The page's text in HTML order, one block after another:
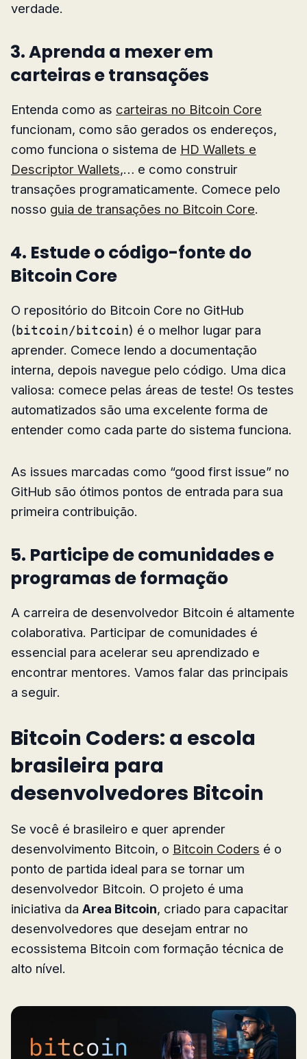
verdade.
3. Aprenda a mexer em
carteiras e transações
Entenda como as carteiras no Bitcoin Core
funcionam, como são gerados os endereços,
como funciona o sistema de HD Wallets e
Descriptor Wallets,… e como construir
transações programaticamente. Comece pelo
nosso guia de transações no Bitcoin Core.
4. Estude o código-fonte do
Bitcoin Core
O repositório do Bitcoin Core no GitHub
(bitcoin/bitcoin) é o melhor lugar para
aprender. Comece lendo a documentação
interna, depois navegue pelo código. Uma dica
valiosa: comece pelas áreas de teste! Os testes
automatizados são uma excelente forma de
entender como cada parte do sistema funciona.
As issues marcadas como “good first issue” no
GitHub são ótimos pontos de entrada para sua
primeira contribuição.
5. Participe de comunidades e
programas de formação
A carreira de desenvolvedor Bitcoin é altamente
colaborativa. Participar de comunidades é
essencial para acelerar seu aprendizado e
encontrar mentores. Vamos falar das principais
a seguir.
Bitcoin Coders: a escola
brasileira para
desenvolvedores Bitcoin
Se você é brasileiro e quer aprender
desenvolvimento Bitcoin, o Bitcoin Coders é o
ponto de partida ideal para se tornar um
desenvolvedor Bitcoin. O projeto é uma
iniciativa da Area Bitcoin, criado para capacitar
desenvolvedores que desejam entrar no
ecossistema Bitcoin com formação técnica de
alto nível.